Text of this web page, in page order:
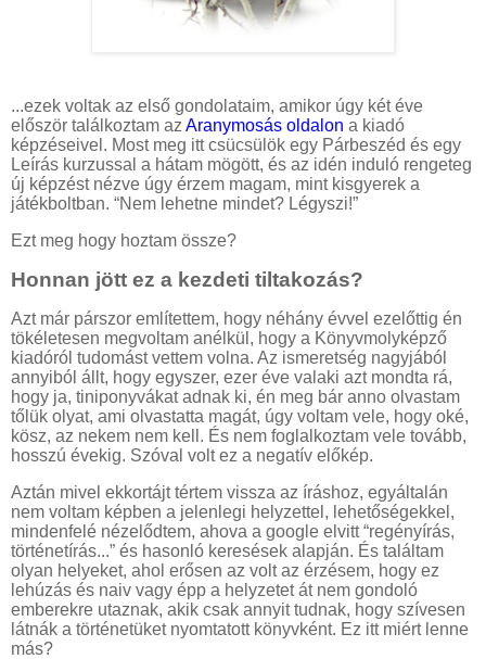
...ezek voltak az első gondolataim, amikor úgy két éve
először találkoztam azAranymosás oldalon a kiadó
képzéseivel. Most meg itt csücsülök egy Párbeszéd és egy
Leírás kurzussal a hátam mögött, és az idén induló rengeteg
új képzést nézve úgy érzem magam, mint kisgyerek a
játékboltban. “Nem lehetne mindet? Légyszi!”
Ezt meg hogy hoztam össze?
Honnan jött ez a kezdeti tiltakozás?
Azt már párszor említettem, hogy néhány évvel ezelőttig én
tökéletesen megvoltam anélkül, hogy a Könyvmolyképző
kiadóról tudomást vettem volna. Az ismeretség nagyjából
annyiból állt, hogy egyszer, ezer éve valaki azt mondta rá,
hogy ja, tiniponyvákat adnak ki, én meg bár anno olvastam
tőlük olyat, ami olvastatta magát, úgy voltam vele, hogy oké,
kösz, az nekem nem kell. És nem foglalkoztam vele tovább,
hosszú évekig. Szóval volt ez a negatív előkép.
Aztán mivel ekkortájt tértem vissza az íráshoz, egyáltalán
nem voltam képben a jelenlegi helyzettel, lehetőségekkel,
mindenfelé nézelődtem, ahova a google elvitt “regényírás,
történetírás...” és hasonló keresések alapján. És találtam
olyan helyeket, ahol erősen az volt az érzésem, hogy ez
lehúzás és naiv vagy épp a helyzetet át nem gondoló
emberekre utaznak, akik csak annyit tudnak, hogy szívesen
látnák a történetüket nyomtatott könyvként. Ez itt miért lenne
más?